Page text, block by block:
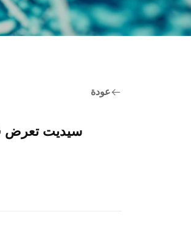
عودة
سيديت تعرض في معرض كانتون